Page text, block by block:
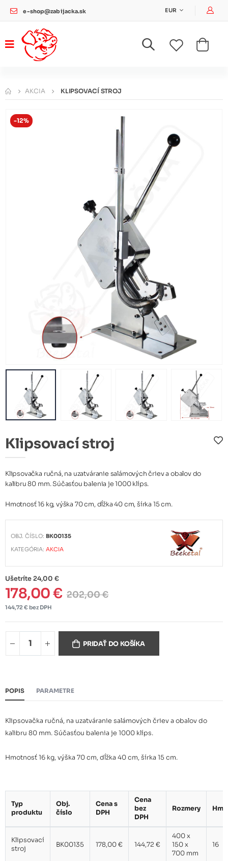
e-shop@zabijacka.sk EUR
AKCIA KLIPSOVACÍ STROJ
-12%
Klipsovací stroj
Klipsovačka ručná, na uzatváranie salámových čriev a obalov do
kalibru 80 mm. Súčasťou balenia je 1000 klíps.
Hmotnosť 16 kg, výška 70 cm, dĺžka 40 cm, šírka 15 cm.
OBJ. ČÍSLO: BK00135
KATEGÓRIA:AKCIA
Ušetríte 24,00 €
178,00 € 202,00 €
144,72 € bez DPH
PRIDAŤ DO KOŠÍKA
POPIS PARAMETRE
Klipsovačka ručná, na uzatváranie salámových čriev a obalov do
kalibru 80 mm. Súčasťou balenia je 1000 klíps.
Hmotnosť 16 kg, výška 70 cm, dĺžka 40 cm, šírka 15 cm.
Typ
produktu
Obj.
číslo
Cena s
DPH
Cena
bez
DPH
Rozmery
Klipsovací
stroj
BK00135 178,00 € 144,72 €
400 x
150 x
700 mm
16